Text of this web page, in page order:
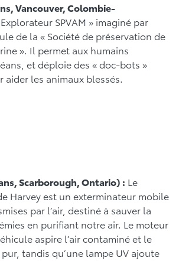
Vancouver, Colombie-
Explorateur SPVAM » imaginé par
de la « Société de préservation de
». Il permet aux humains
et déploie des « doc-bots »
les animaux blessés.
Scarborough, Ontario) : Le
Harvey est un exterminateur mobile
par l’air, destiné à sauver la
en purifiant notre air. Le moteur
aspire l’air contaminé et le
tandis qu’une lampe UV ajoute